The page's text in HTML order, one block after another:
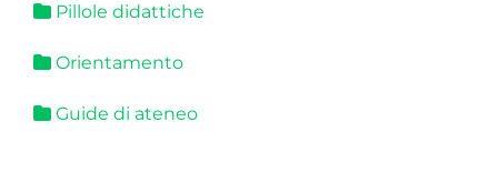
Pillole didattiche
Orientamento
Guide di ateneo